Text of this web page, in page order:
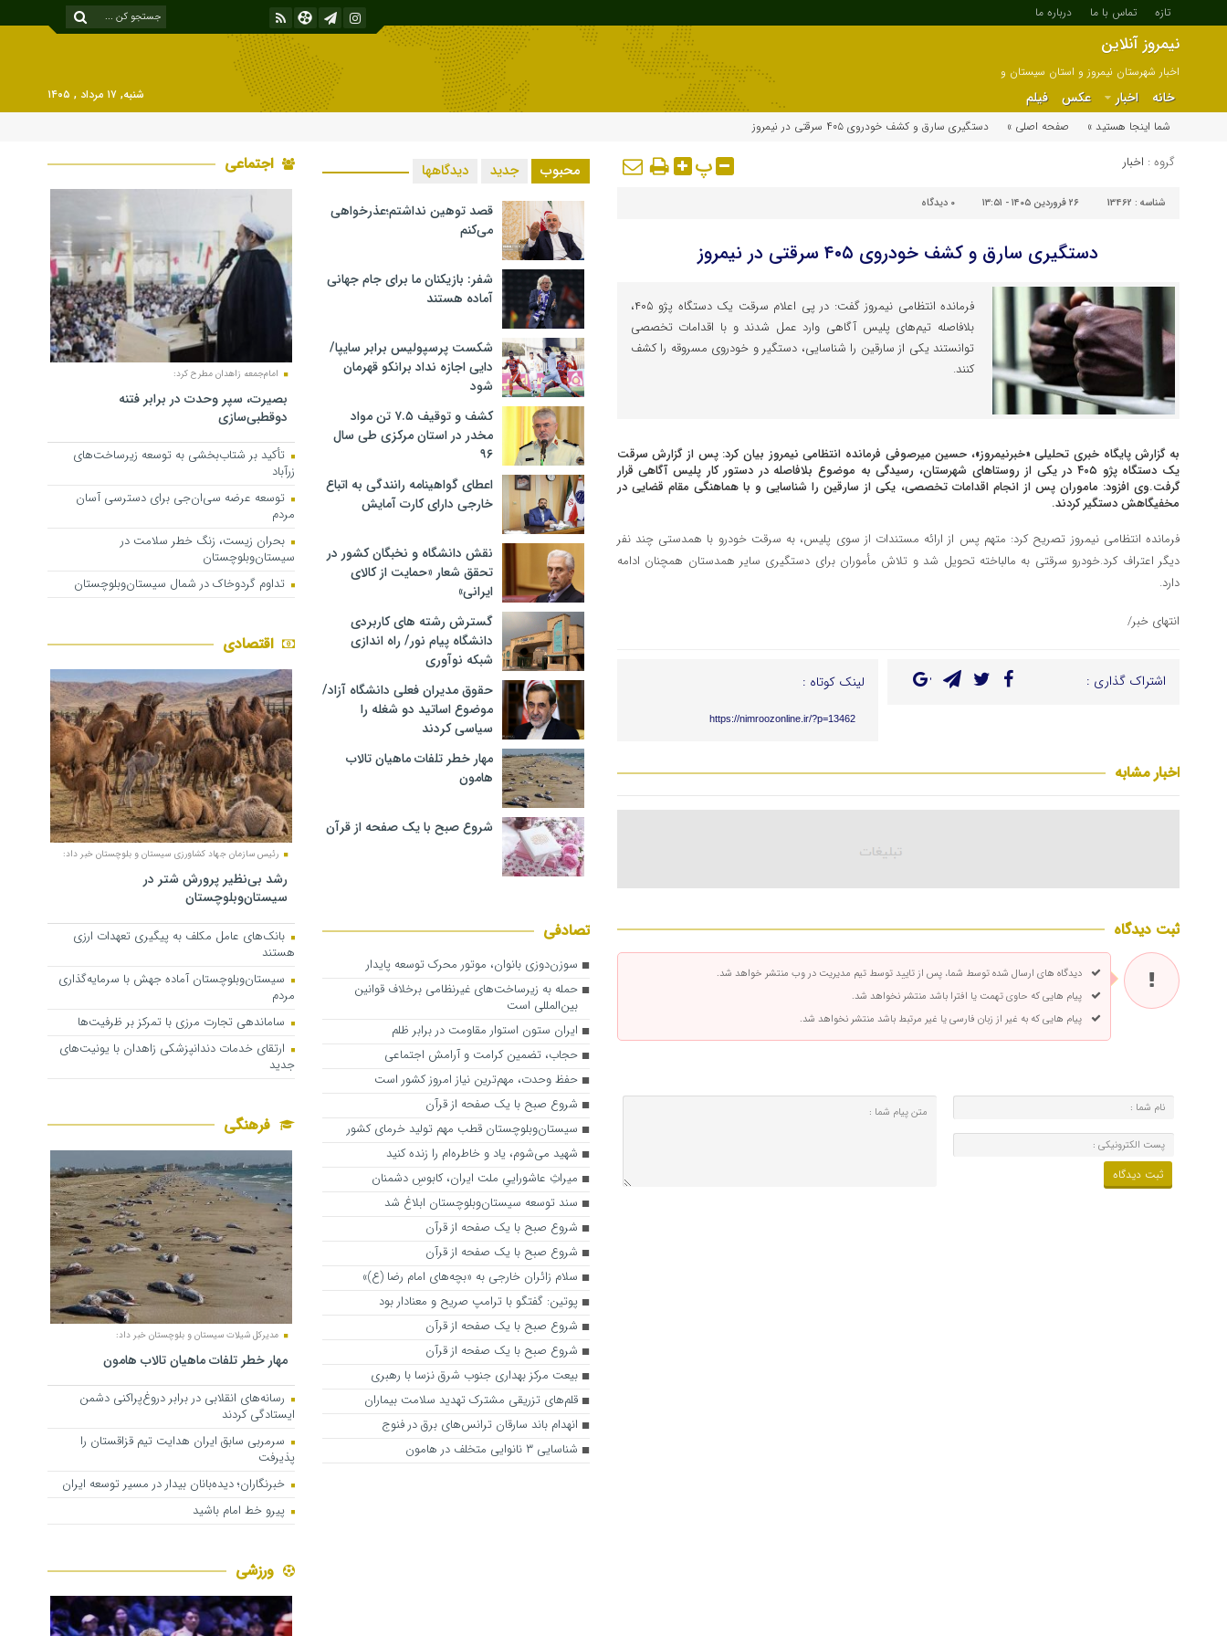
تازه تماس با ما درباره ما
نیمروز آنلاین
اخبار شهرستان نیمروز و استان سیستان و
بلوچستان
خانه اخبار عکس فیلم
شنبه, ۱۷ مرداد , ۱۴۰۵
شما اینجا هستید »
صفحه اصلی » دستگیری سارق و کشف خودروی ۴۰۵ سرقتی در نیمروز
گروه : اخبار پ
شناسه : 13462 ۲۶ فروردین ۱۴۰۵ - ۱۳:۵۱ ۰ دیدگاه
دستگیری سارق و کشف خودروی ۴۰۵ سرقتی در نیمروز
فرمانده انتظامی نیمروز گفت: در پی اعلام سرقت یک دستگاه پژو ۴۰۵،
بلافاصله تیم‌های پلیس آگاهی وارد عمل شدند و با اقدامات تخصصی
توانستند یکی از سارقین را شناسایی، دستگیر و خودروی مسروقه را کشف
کنند.
به گزارش پایگاه خبری تحلیلی «خبرنیمروز»، حسین میرصوفی فرمانده انتظامی نیمروز بیان کرد: پس از گزارش سرقت
یک دستگاه پژو ۴۰۵ در یکی از روستاهای شهرستان، رسیدگی به موضوع بلافاصله در دستور کار پلیس آگاهی قرار
گرفت.وی افزود: ماموران پس از انجام اقدامات تخصصی، یکی از سارقین را شناسایی و با هماهنگی مقام قضایی در
مخفیگاهش دستگیر کردند.
فرمانده انتظامی نیمروز تصریح کرد: متهم پس از ارائه مستندات از سوی پلیس، به سرقت خودرو با همدستی چند نفر
دیگر اعتراف کرد.خودرو سرقتی به مالباخته تحویل شد و تلاش مأموران برای دستگیری سایر همدستان همچنان ادامه
دارد.
انتهای خبر/
اشتراک گذاری : لینک کوتاه :
https://nimroozonline.ir/?p=13462
اخبار مشابه
ثبت دیدگاه
دیدگاه های ارسال شده توسط شما، پس از تایید توسط تیم مدیریت در وب منتشر خواهد شد.
پیام هایی که حاوی تهمت یا افترا باشد منتشر نخواهد شد.
پیام هایی که به غیر از زبان فارسی یا غیر مرتبط باشد منتشر نخواهد شد.
محبوب جدید دیدگاهها
قصد توهین نداشتم؛عذرخواهی
می‌کنم
شفر: بازیکنان ما برای جام جهانی
آماده هستند
شکست پرسپولیس برابر سایپا/
دایی اجازه نداد برانکو قهرمان
شود
کشف و توقیف ۷.۵ تن مواد
مخدر در استان مرکزی طی سال
۹۶
اعطای گواهینامه رانندگی به اتباع
خارجی دارای کارت آمایش
نقش دانشگاه و نخبگان کشور در
تحقق شعار «حمایت از کالای
ایرانی»
گسترش رشته های کاربردی
دانشگاه پیام نور/ راه اندازی
شبکه نوآوری
حقوق مدیران فعلی دانشگاه آزاد/
موضوع اساتید دو شغله را
سیاسی کردند
مهار خطر تلفات ماهیان تالاب‌
هامون
شروع صبح با یک صفحه از قرآن
تصادفی
سوزن‌دوزی بانوان، موتور محرک توسعه پایدار
حمله به زیرساخت‌های غیرنظامی برخلاف قوانین
بین‌المللی است
ایران ستون استوار مقاومت در برابر ظلم
حجاب، تضمین کرامت و آرامش اجتماعی
حفظ وحدت، مهم‌ترین نیاز امروز کشور است
شروع صبح با یک صفحه از قرآن
سیستان‌وبلوچستان قطب مهم تولید خرمای کشور
شهید می‌شوم، یاد و خاطره‌ام را زنده کنید
میراثِ عاشوراییِ ملت ایران، کابوسِ دشمنان
سند توسعه سیستان‌وبلوچستان ابلاغ شد
شروع صبح با یک صفحه از قرآن
شروع صبح با یک صفحه از قرآن
سلام زائران خارجی به «بچه‌های امام رضا (ع)»
پوتین: گفتگو با ترامپ صریح و معنادار بود
شروع صبح با یک صفحه از قرآن
شروع صبح با یک صفحه از قرآن
بیعت مرکز بهداری جنوب شرق نزسا با رهبری
قلم‌های تزریقی مشترک تهدید سلامت بیماران
انهدام باند سارقان ترانس‌های برق در فنوج
شناسایی ۳ نانوایی متخلف در هامون
اجتماعی
امام‌جمعه زاهدان مطرح کرد:
بصیرت، سپر وحدت در برابر فتنه
دوقطبی‌سازی
تأکید بر شتاب‌بخشی به توسعه زیرساخت‌های
زرآباد
توسعه عرضه سی‌ان‌جی برای دسترسی آسان
مردم
بحران زیست، زنگ خطر سلامت در
سیستان‌وبلوچستان
تداوم گردوخاک در شمال سیستان‌وبلوچستان
اقتصادی
رئیس سازمان جهاد کشاورزی سیستان و بلوچستان خبر داد:
رشد بی‌نظیر پرورش شتر در
سیستان‌وبلوچستان
بانک‌های عامل مکلف به پیگیری تعهدات ارزی
هستند
سیستان‌وبلوچستان آماده جهش با سرمایه‌گذاری
مردم
ساماندهی تجارت مرزی با تمرکز بر ظرفیت‌ها
ارتقای خدمات دندانپزشکی زاهدان با یونیت‌های
جدید
فرهنگی
مدیرکل شیلات سیستان و بلوچستان خبر داد:
مهار خطر تلفات ماهیان تالاب‌ هامون
رسانه‌های انقلابی در برابر دروغ‌پراکنی دشمن
ایستادگی کردند
سرمربی سابق ایران هدایت تیم قزاقستان را
پذیرفت
خبرنگاران؛ دیده‌بانان بیدار در مسیر توسعه ایران
پیرو خط امام باشید
ورزشی